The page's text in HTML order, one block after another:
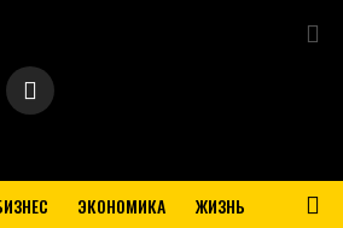
ЭКОНОМИКА ЖИЗНЬ